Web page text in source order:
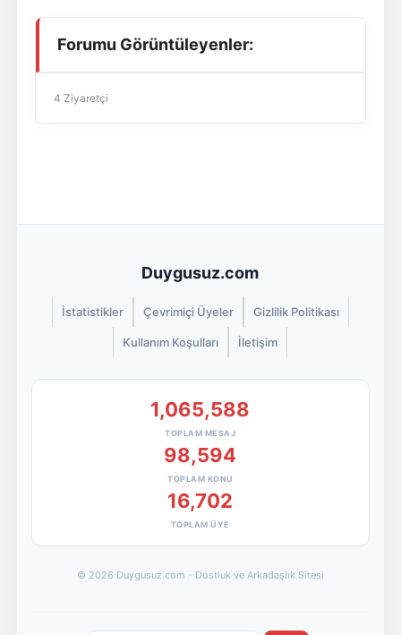
Forumu Görüntüleyenler:
4 Ziyaretçi
Duygusuz.com
İstatistikler Çevrimiçi Üyeler Gizlilik Politikası
Kullanım Koşulları İletişim
1,065,588
TOPLAM MESAJ
98,594
TOPLAM KONU
16,702
TOPLAM ÜYE
© 2026 Duygusuz.com - Dostluk ve Arkadaşlık Sitesi